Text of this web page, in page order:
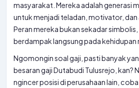
masyarakat. Mereka adalah generasi
untuk menjadi teladan, motivator, dan
Peran mereka bukan sekadar
berdampak langsung pada kehidupan
Ngomongin soal gaji, pasti banyak
besaran gaji Dutabudi Tulusrejo, kan?
ngincer posisi di perusahaan lain,